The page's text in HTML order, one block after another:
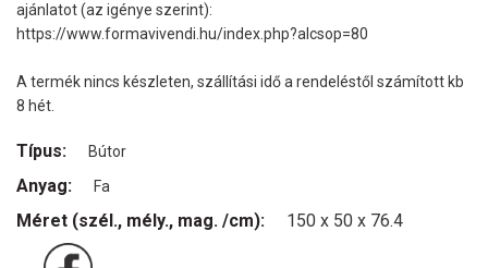
ajánlatot (az igénye szerint):
https://www.formavivendi.hu/index.php?alcsop=80
A termék nincs készleten, szállítási idő a rendeléstől számított kb
8 hét.
Típus: Bútor
Anyag: Fa
Méret (szél., mély., mag. /cm): 150 x 50 x 76.4